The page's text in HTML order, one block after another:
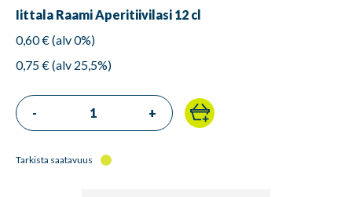
Iittala Raami Aperitiivilasi 12 cl
0,60 € (alv 0%)
0,75 € (alv 25,5%)
- +
Tarkista saatavuus